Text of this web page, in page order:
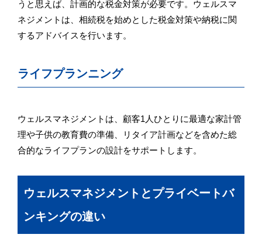
うと思えば、計画的な税金対策が必要です。ウェルスマ
ネジメントは、相続税を始めとした税金対策や納税に関
するアドバイスを行います。
ライフプランニング
ウェルスマネジメントは、顧客1人ひとりに最適な家計管
理や子供の教育費の準備、リタイア計画などを含めた総
合的なライフプランの設計をサポートします。
ウェルスマネジメントとプライベートバ
ンキングの違い